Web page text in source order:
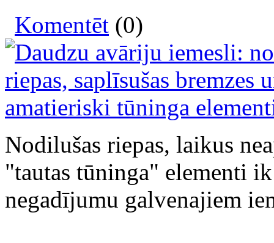
Komentēt (0)
Nodilušas riepas, laikus
"tautas tūninga" elementi
negadījumu galvenajiem